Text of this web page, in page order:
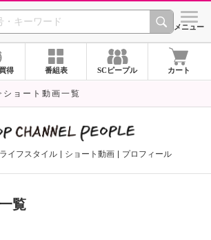
SHOP CHANNEL シメニュー
得 番組表 SCピープル カート
ショート動画一覧
ライフスタイル ショート動画 プロフィール
覧